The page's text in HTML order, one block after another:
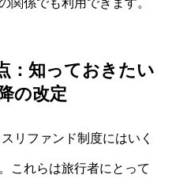
関係でも利用できます。
：知っておきたい
の改定
リファンド制度にはいく
これらは旅行者にとって